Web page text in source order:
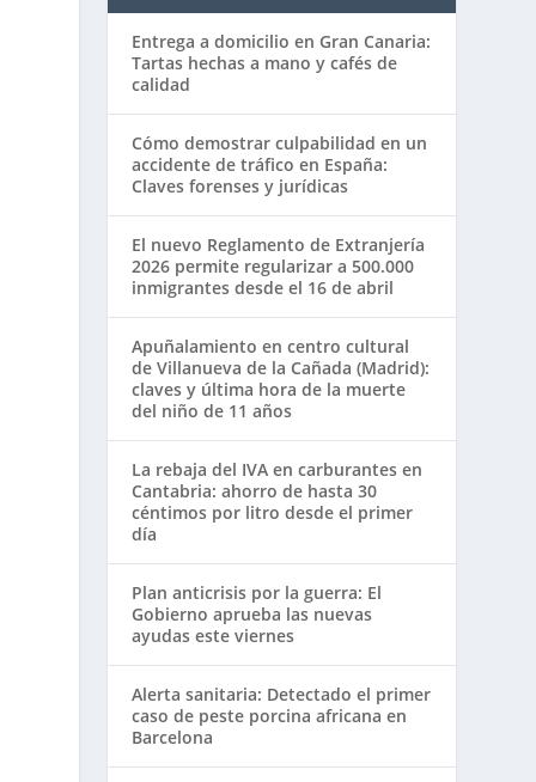
Entrega a domicilio en Gran Canaria:
Tartas hechas a mano y cafés de
calidad
Cómo demostrar culpabilidad en un
accidente de tráfico en España:
Claves forenses y jurídicas
El nuevo Reglamento de Extranjería
2026 permite regularizar a 500.000
inmigrantes desde el 16 de abril
Apuñalamiento en centro cultural
de Villanueva de la Cañada (Madrid):
claves y última hora de la muerte
del niño de 11 años
La rebaja del IVA en carburantes en
Cantabria: ahorro de hasta 30
céntimos por litro desde el primer
día
Plan anticrisis por la guerra: El
Gobierno aprueba las nuevas
ayudas este viernes
Alerta sanitaria: Detectado el primer
caso de peste porcina africana en
Barcelona